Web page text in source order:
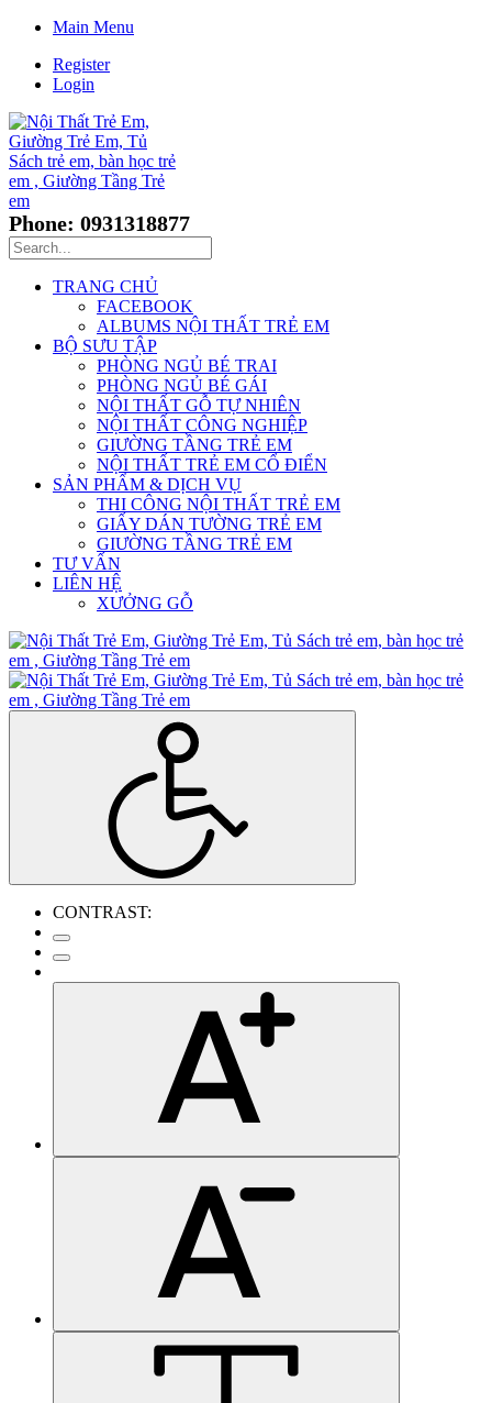
Main Menu
Register
Login
Phone: 0931318877
TRANG CHỦ
FACEBOOK
ALBUMS NỘI THẤT TRẺ EM
BỘ SƯU TẬP
PHÒNG NGỦ BÉ TRAI
PHÒNG NGỦ BÉ GÁI
NỘI THẤT GỖ TỰ NHIÊN
NỘI THẤT CÔNG NGHIỆP
GIƯỜNG TẦNG TRẺ EM
NỘI THẤT TRẺ EM CỔ ĐIỂN
SẢN PHẨM & DỊCH VỤ
THI CÔNG NỘI THẤT TRẺ EM
GIẤY DÁN TƯỜNG TRẺ EM
GIƯỜNG TẦNG TRẺ EM
TƯ VẤN
LIÊN HỆ
XƯỞNG GỖ
CONTRAST: